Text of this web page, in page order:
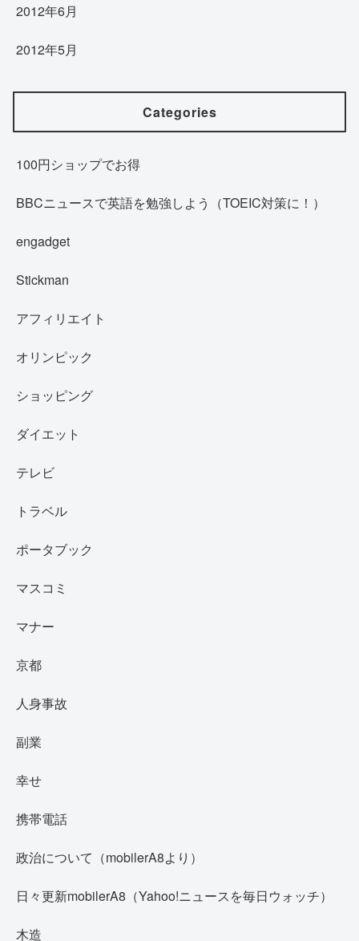
2012年6月
2012年5月
Categories
100円ショップでお得
BBCニュースで英語を勉強しよう（TOEIC対策に！）
engadget
Stickman
アフィリエイト
オリンピック
ショッピング
ダイエット
テレビ
トラベル
ポータブック
マスコミ
マナー
京都
人身事故
副業
幸せ
携帯電話
政治について（mobilerA8より）
日々更新mobilerA8（Yahoo!ニュースを毎日ウォッチ）
木造